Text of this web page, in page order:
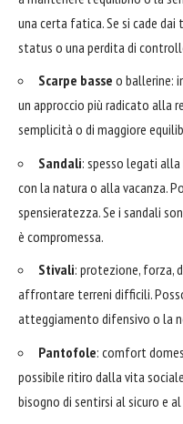
una certa fatica. Se si cade dai
status o una perdita di
Scarpe basse o ballerine:
un approccio più radicato alla
semplicità o di maggiore
Sandali: spesso legati
con la natura o alla vacanza.
spensieratezza. Se i sandali
è compromessa.
Stivali: protezione, forza,
affrontare terreni difficili.
atteggiamento difensivo o la
Pantofole: comfort
possibile ritiro dalla vita
bisogno di sentirsi al sicuro e